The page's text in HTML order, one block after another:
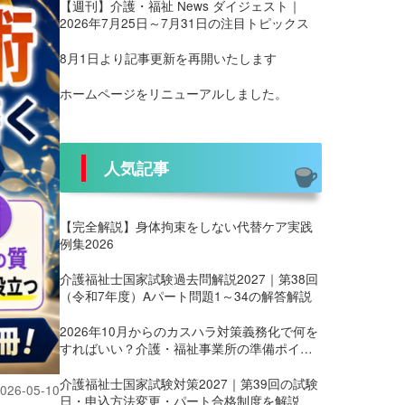
05-10
【週刊】介護・福祉 News ダイジェスト｜
2026年7月25日～7月31日の注目トピックス
8月1日より記事更新を再開いたします
ホームページをリニューアルしました。
人気記事
【完全解説】身体拘束をしない代替ケア実践
例集2026
介護福祉士国家試験過去問解説2027｜第38回
（令和7年度）Aパート問題1～34の解答解説
2026年10月からのカスハラ対策義務化で何を
すればいい？介護・福祉事業所の準備ポイン
介護福祉士国家試験対策2027｜第39回の試験
日・申込方法変更・パート合格制度を解説